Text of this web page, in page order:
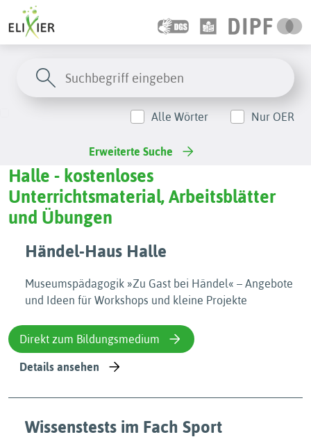
Alle Wörter Nur OER
Erweiterte Suche
Halle - kostenloses
Unterrichtsmaterial, Arbeitsblätter
und Übungen
Händel-Haus Halle
Museumspädagogik »Zu Gast bei Händel« – Angebote
und Ideen für Workshops und kleine Projekte
Direkt zum Bildungsmedium
Details ansehen
Wissenstests im Fach Sport